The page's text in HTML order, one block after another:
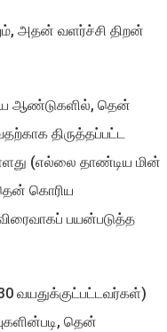
அதன் வளர்ச்சி திறன்
ஆண்டுகளில், தென்
திருத்தப்பட்ட
(எல்லை தாண்டிய மின்
கொரிய
பயன்படுத்த
வயதுக்குட்பட்டவர்கள்)
தென்